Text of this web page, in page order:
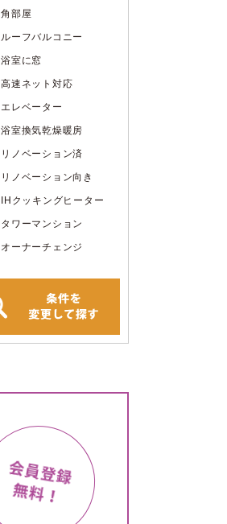
角部屋
ルーフバルコニー
浴室に窓
高速ネット対応
エレベーター
浴室換気乾燥暖房
リノベーション済
リノベーション向き
IHクッキングヒーター
タワーマンション
オーナーチェンジ